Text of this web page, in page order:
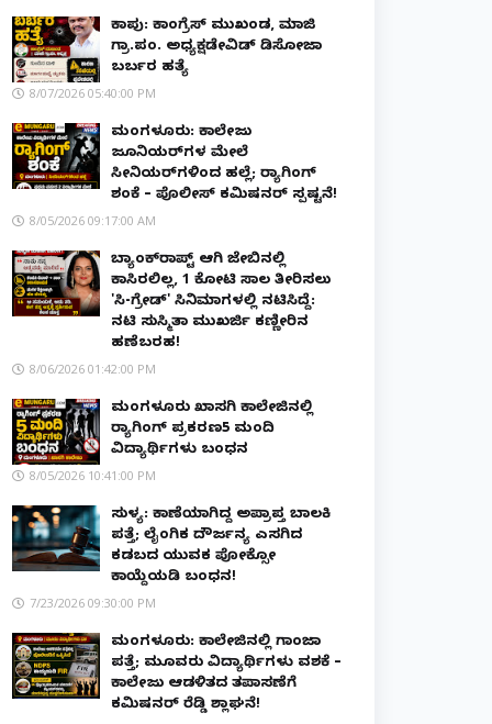
ಕಾಪು: ಕಾಂಗ್ರೆಸ್ ಮುಖಂಡ, ಮಾಜಿ
ಗ್ರಾ.ಪಂ. ಅಧ್ಯಕ್ಷಡೇವಿಡ್ ಡಿಸೋಜಾ
ಬರ್ಬರ ಹತ್ಯೆ
8/07/2026 05:40:00 PM
ಮಂಗಳೂರು: ಕಾಲೇಜು
ಜೂನಿಯರ್‌ಗಳ ಮೇಲೆ
ಸೀನಿಯರ್‌ಗಳಿಂದ ಹಲ್ಲೆ; ರ‌್ಯಾಗಿಂಗ್
ಶಂಕೆ – ಪೊಲೀಸ್ ಕಮಿಷನರ್ ಸ್ಪಷ್ಟನೆ!
8/05/2026 09:17:00 AM
ಬ್ಯಾಂಕ್‌ರಾಪ್ಟ್‌ ಆಗಿ ಜೇಬಿನಲ್ಲಿ
ಕಾಸಿರಲಿಲ್ಲ, ₹1 ಕೋಟಿ ಸಾಲ ತೀರಿಸಲು
'ಸಿ-ಗ್ರೇಡ್' ಸಿನಿಮಾಗಳಲ್ಲಿ ನಟಿಸಿದ್ದೆ:
ನಟಿ ಸುಸ್ಮಿತಾ ಮುಖರ್ಜಿ ಕಣ್ಣೀರಿನ
ಹಣೆಬರಹ!
8/06/2026 01:42:00 PM
ಮಂಗಳೂರು ಖಾಸಗಿ ಕಾಲೇಜಿನಲ್ಲಿ
ರ‌್ಯಾಗಿಂಗ್ ಪ್ರಕರಣ5 ಮಂದಿ
ವಿದ್ಯಾರ್ಥಿಗಳು ಬಂಧನ
8/05/2026 10:41:00 PM
ಸುಳ್ಯ: ಕಾಣೆಯಾಗಿದ್ದ ಅಪ್ರಾಪ್ತ ಬಾಲಕಿ
ಪತ್ತೆ; ಲೈಂಗಿಕ ದೌರ್ಜನ್ಯ ಎಸಗಿದ
ಕಡಬದ ಯುವಕ ಪೋಕ್ಸೋ
ಕಾಯ್ದೆಯಡಿ ಬಂಧನ!
7/23/2026 09:30:00 PM
ಮಂಗಳೂರು: ಕಾಲೇಜಿನಲ್ಲಿ ಗಾಂಜಾ
ಪತ್ತೆ; ಮೂವರು ವಿದ್ಯಾರ್ಥಿಗಳು ವಶಕ್ಕೆ –
ಕಾಲೇಜು ಆಡಳಿತದ ತಪಾಸಣೆಗೆ
ಕಮಿಷನರ್ ರೆಡ್ಡಿ ಶ್ಲಾಘನೆ!